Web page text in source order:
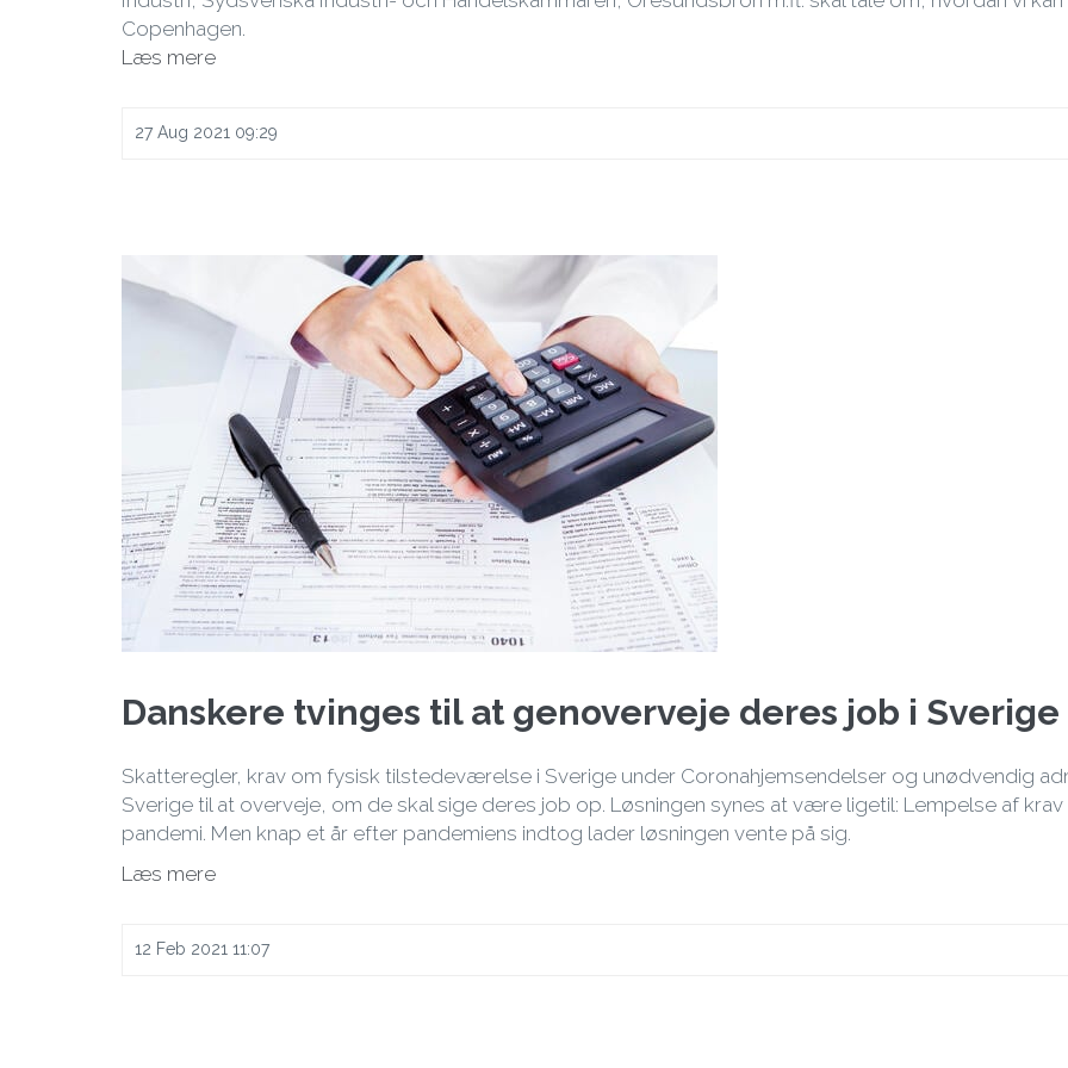
Copenhagen.
Læs mere
27 Aug 2021 09:29
Danskere tvinges til at genoverveje deres job i Sverige
Skatteregler, krav om fysisk tilstedeværelse i Sverige under Coronahjemsendelser og unødvendig
Sverige til at overveje, om de skal sige deres job op. Løsningen synes at være ligetil: Lempelse af
pandemi. Men knap et år efter pandemiens indtog lader løsningen vente på sig.
Læs mere
12 Feb 2021 11:07